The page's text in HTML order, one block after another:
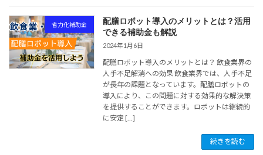
省力化補助金
配膳ロボット導入のメリットとは？活用
できる補助金も解説
2024年1月6日
配膳ロボット導入のメリットとは？ 飲食業界の
人手不足解消への効果 飲食業界では、人手不足
が長年の課題となっています。配膳ロボットの
導入により、この問題に対する効果的な解決策
を提供することができます。ロボットは継続的
に安定 […]
続きを読む